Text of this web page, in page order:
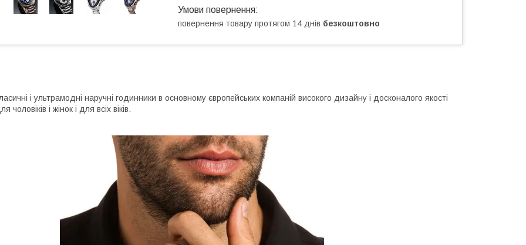
повернення товару протягом 14 днів безкоштовно
і ультрамодні наручні годинники в основному європейських компаній високого дизайну і досконалого якості
чоловіків і жінок і для всіх віків.